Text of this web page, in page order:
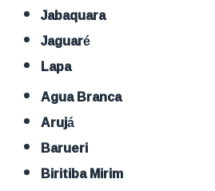
Jabaquara
Jaguaré
Lapa
Agua Branca
Arujá
Barueri
Biritiba Mirim